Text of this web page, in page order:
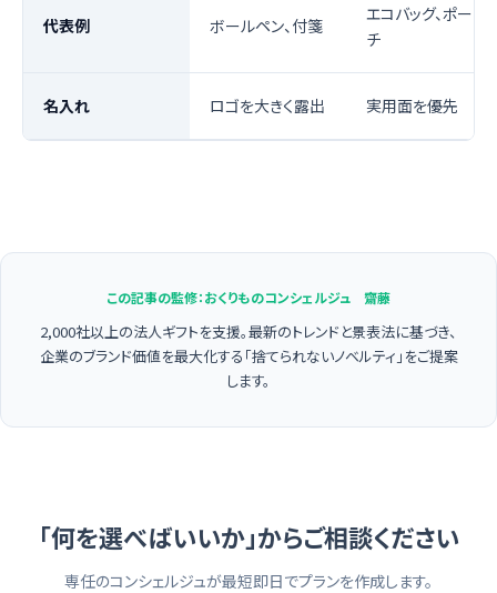
代表例 ボールペン、付箋
エコバッグ、ポー
チ
名入れ ロゴを大きく露出 実用面を優先
この記事の監修：おくりものコンシェルジュ 齋藤
2,000社以上の法人ギフトを支援。最新のトレンドと景表法に基づき、
企業のブランド価値を最大化する「捨てられないノベルティ」をご提案
します。
「何を選べばいいか」からご相談ください
専任のコンシェルジュが最短即日でプランを作成します。